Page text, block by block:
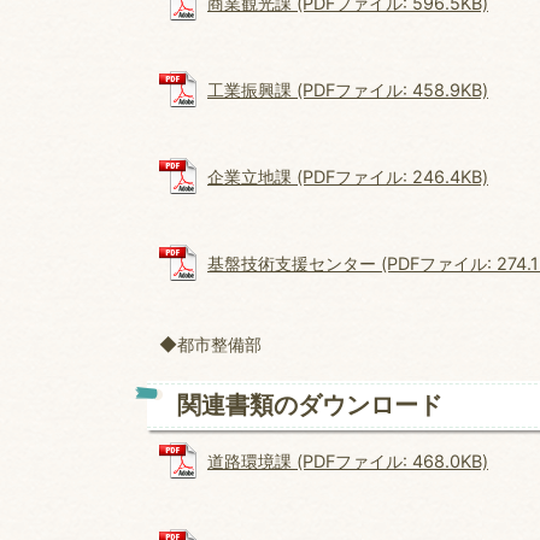
工業振興課 (PDFファイル: 458.9KB)
企業立地課 (PDFファイル: 246.4KB)
基盤技術支援センター (PDFファイル:
◆都市整備部
関連書類のダウンロード
道路環境課 (PDFファイル: 468.0KB)